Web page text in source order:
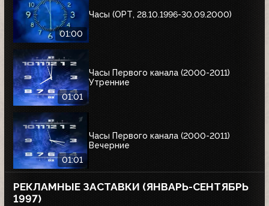
01:00
Часы (ОРТ, 28.10.1996-30.09.2000)
01:01
Часы Первого канала (2000-2011)
Утренние
01:01
Часы Первого канала (2000-2011)
Вечерние
РЕКЛАМНЫЕ ЗАСТАВКИ (ЯНВАРЬ-СЕНТЯБРЬ
1997)